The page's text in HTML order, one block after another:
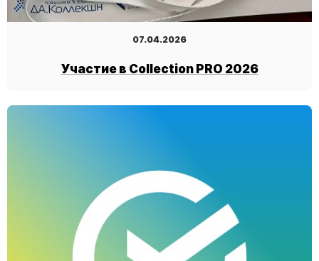
07.04.2026
Участие в Collection PRO 2026